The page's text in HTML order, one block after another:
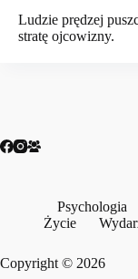
Ludzie prędzej
stratę ojcowizny.
Psychologia
Życie
Copyright © 2026